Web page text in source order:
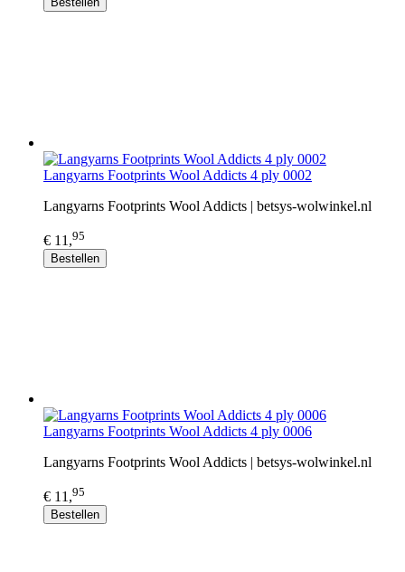
Langyarns Footprints Wool Addicts 4 ply 0002
Langyarns Footprints Wool Addicts | betsys-wolwinkel.nl
€ 11,95
Bestellen
Langyarns Footprints Wool Addicts 4 ply 0006
Langyarns Footprints Wool Addicts | betsys-wolwinkel.nl
€ 11,95
Bestellen